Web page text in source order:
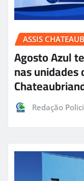
ASSIS
Agosto Azul
nas unidades
Redação